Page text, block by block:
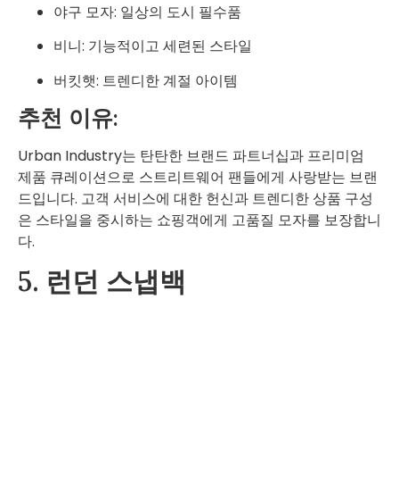
야구 모자: 일상의 도시 필수품
비니: 기능적이고 세련된 스타일
버킷햇: 트렌디한 계절 아이템
추천 이유:
Urban Industry는 탄탄한 브랜드 파트너십과 프리미엄
제품 큐레이션으로 스트리트웨어 팬들에게 사랑받는 브랜
드입니다. 고객 서비스에 대한 헌신과 트렌디한 상품 구성
은 스타일을 중시하는 쇼핑객에게 고품질 모자를 보장합니
다.
5. 런던 스냅백